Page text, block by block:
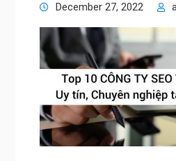
December 27, 2022